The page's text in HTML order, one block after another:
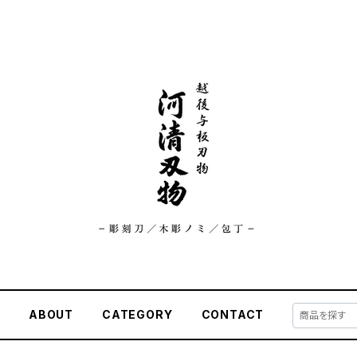
ABOUT CATEGORY CONTACT